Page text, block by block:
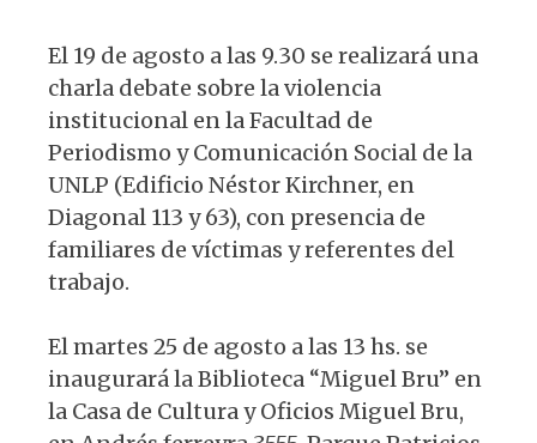
El 19 de agosto a las 9.30 se realizará una
charla debate sobre la violencia
institucional en la Facultad de
Periodismo y Comunicación Social de la
UNLP (Edificio Néstor Kirchner, en
Diagonal 113 y 63), con presencia de
familiares de víctimas y referentes del
trabajo.
El martes 25 de agosto a las 13 hs. se
inaugurará la Biblioteca “Miguel Bru” en
la Casa de Cultura y Oficios Miguel Bru,